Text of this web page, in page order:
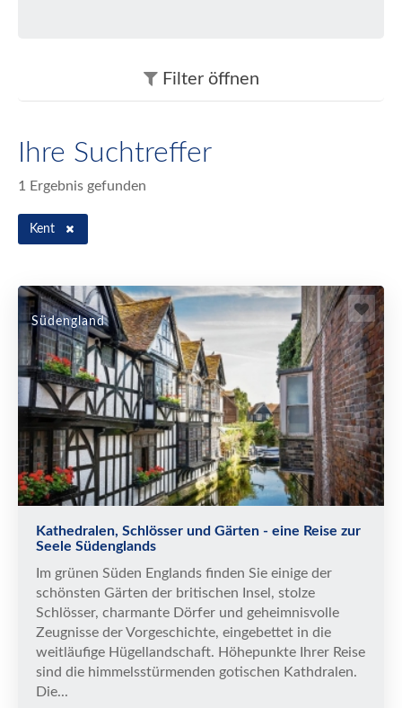
Filter öffnen
Ihre Suchtreffer
1 Ergebnis gefunden
Kent
Südengland
Kathedralen, Schlösser und Gärten - eine Reise zur
Seele Südenglands
Im grünen Süden Englands finden Sie einige der
schönsten Gärten der britischen Insel, stolze
Schlösser, charmante Dörfer und geheimnisvolle
Zeugnisse der Vorgeschichte, eingebettet in die
weitläufige Hügellandschaft. Höhepunkte Ihrer Reise
sind die himmelsstürmenden gotischen Kathdralen.
Die...